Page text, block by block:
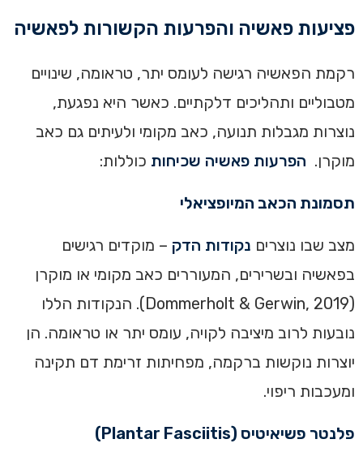
פציעות פאשיה והפרעות הקשורות לפאשיה
רקמת הפאשיה רגישה לעומס יתר, טראומה, שינויים
מטבוליים ותהליכים דלקתיים. כאשר היא נפגעת,
נוצרות מגבלות תנועה, כאב מקומי ולעיתים גם כאב
מוקרן. הפרעות פאשיה שכיחות כוללות:
תסמונת הכאב המיופציאלי
מצב שבו נוצרים נקודות הדק – מוקדים רגישים
בפאשיה ובשרירים, המעוררים כאב מקומי או מוקרן
(Dommerholt & Gerwin, 2019). הנקודות הללו
נובעות לרוב מיציבה לקויה, עומס יתר או טראומה. הן
יוצרות נוקשות ברקמה, מפחיתות זרימת דם תקינה
ומעכבות ריפוי.
פלנטר פשיאיטיס (Plantar Fasciitis)